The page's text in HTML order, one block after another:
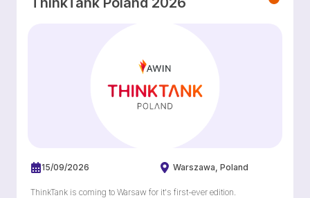
15/09/2026 Warszawa Poland
ThinkTank is coming to Warsaw for it's first-ever edition.